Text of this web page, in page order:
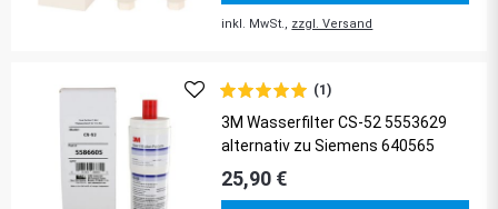
inkl. MwSt., zzgl. Versand
(1)
3M Wasserfilter CS-52 5553629
alternativ zu Siemens 640565
25,90 €